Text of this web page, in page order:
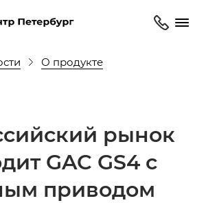
О продукте
рынок
GAC GS4 с
приводом